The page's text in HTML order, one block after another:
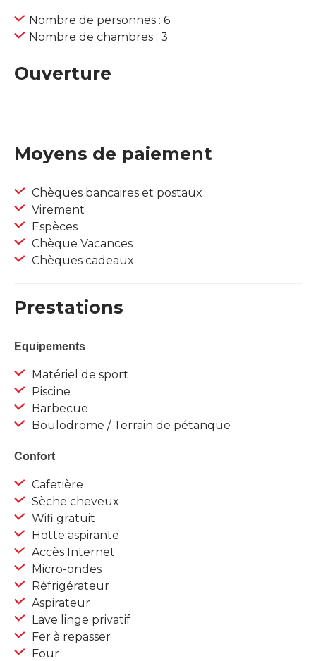
Nombre de personnes : 6
Nombre de chambres : 3
Ouverture
Moyens de paiement
Chèques bancaires et postaux
Virement
Espèces
Chèque Vacances
Chèques cadeaux
Prestations
Equipements
Matériel de sport
Piscine
Barbecue
Boulodrome / Terrain de pétanque
Confort
Cafetière
Sèche cheveux
Wifi gratuit
Hotte aspirante
Accès Internet
Micro-ondes
Réfrigérateur
Aspirateur
Lave linge privatif
Fer à repasser
Four